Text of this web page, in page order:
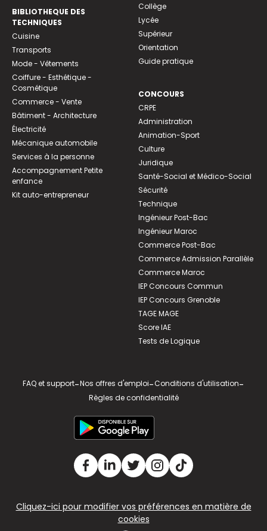
BIBLIOTHEQUE DES
TECHNIQUES
Cuisine
Transports
Mode - Vêtements
Coiffure - Esthétique -
Cosmétique
Commerce - Vente
Bâtiment - Architecture
Électricité
Mécanique automobile
Services à la personne
Accompagnement Petite
enfance
Kit auto-entrepreneur
Collège
Lycée
Supérieur
Orientation
Guide pratique
CONCOURS
CRPE
Administration
Animation-Sport
Culture
Juridique
Santé-Social et Médico-Social
Sécurité
Technique
Ingénieur Post-Bac
Ingénieur Maroc
Commerce Post-Bac
Commerce Admission Parallèle
Commerce Maroc
IEP Concours Commun
IEP Concours Grenoble
TAGE MAGE
Score IAE
Tests de Logique
FAQ et support-Nos offres d'emploi-Conditions d'utilisation-
Règles de confidentialité
Cliquez-ici pour modifier vos préférences en matière de
cookies